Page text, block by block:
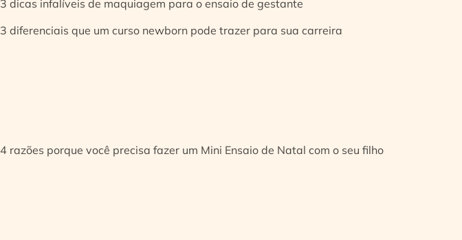
3 dicas infalíveis de maquiagem para o ensaio de gestante
3 diferenciais que um curso newborn pode trazer para sua carreira
4 razões porque você precisa fazer um Mini Ensaio de Natal com o seu filho